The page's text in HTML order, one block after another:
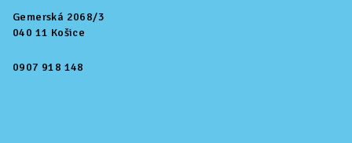
Gemerská 2068/3
040 11 Košice
0907 918 148